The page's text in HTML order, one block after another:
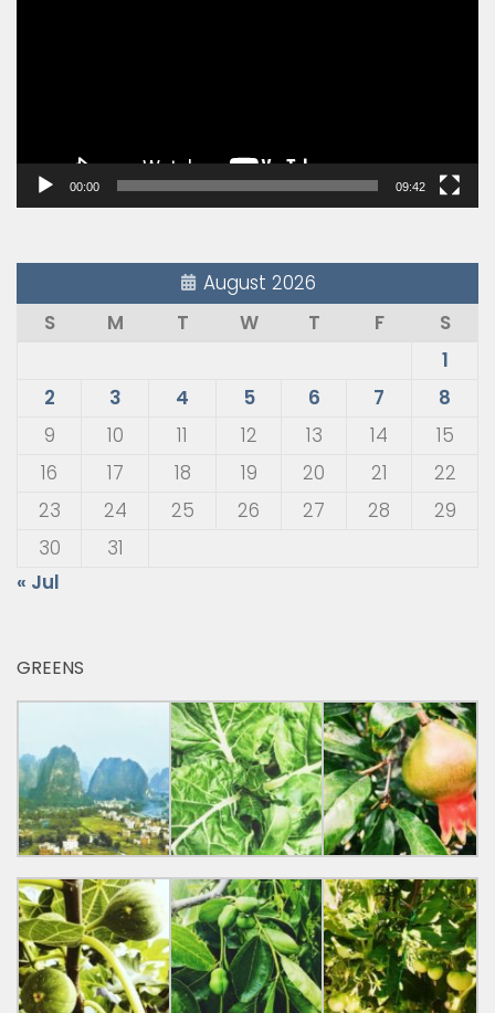
00:00 09:42
August 2026
S
M T W T F
S
1
2
3 4 5 6 7
8
9
10 11 12 13 14
15
16
17 18 19 20 21
22
23
24 25 26 27 28
29
30
31
« Jul
GREENS